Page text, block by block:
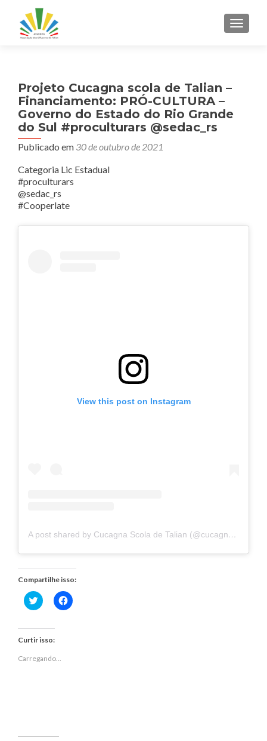
Projeto Cucagna scola de Talian –
Financiamento: PRÓ-CULTURA –
Governo do Estado do Rio Grande
do Sul #proculturars @sedac_rs
Publicado em 30 de outubro de 2021
Categoria Lic Estadual
#proculturars
@sedac_rs
#Cooperlate
View this post on Instagram
A post shared by Cucagna Scola de Talian (@cucagna.talian)
Compartilhe isso:
Clique
para
Twitter(abre
em
nova
Clique
para
Curtir isso:
Carregando...